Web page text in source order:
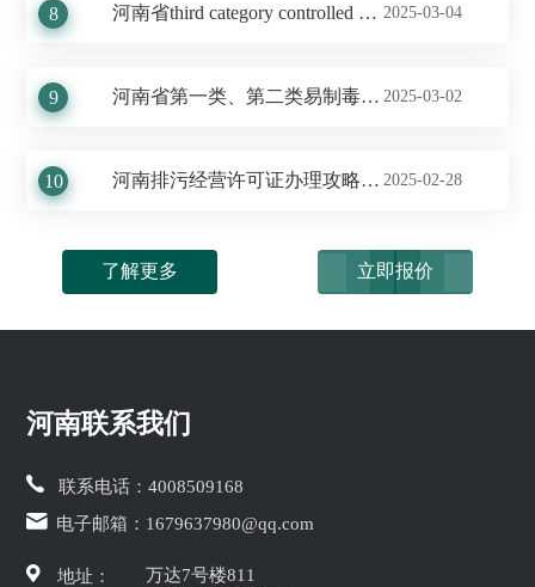
了解更多 立即报价
8 河南省third category controlled substances 2025-03-04
9 河南省第一类、第二类易制毒化学品运输许可办理服务及收费标准揭秘 2025-03-02
10 河南排污经营许可证办理攻略及收费标准揭秘 2025-02-28
河南联系我们
联系电话：4008509168
电子邮箱： 1679637980@qq.com
地址：
万达7号楼811